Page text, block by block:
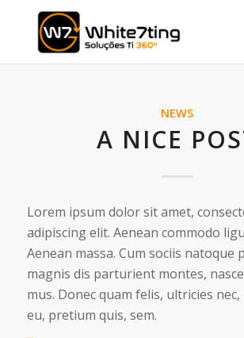
NEWS
A NICE
Lorem ipsum dolor sit amet,
adipiscing elit. Aenean commodo
Aenean massa. Cum sociis natoque
magnis dis parturient montes,
mus. Donec quam felis, ultricies
eu, pretium quis, sem.